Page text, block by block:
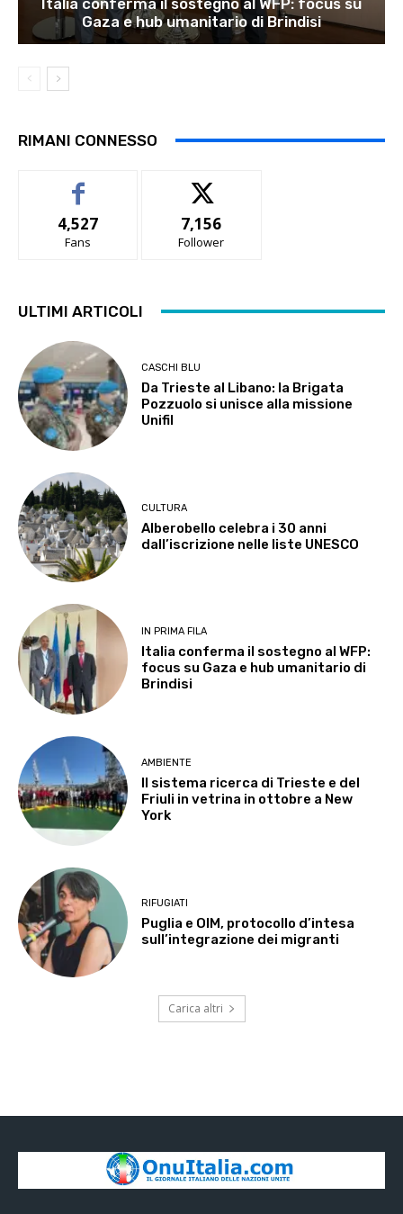
Gaza e hub umanitario di Brindisi
RIMANI CONNESSO
4,527
Fans
7,156
Follower
ULTIMI ARTICOLI
CASCHI BLU
Da Trieste al Libano: la Brigata
Pozzuolo si unisce alla missione
Unifil
CULTURA
Alberobello celebra i 30 anni
dall’iscrizione nelle liste UNESCO
IN PRIMA FILA
Italia conferma il sostegno al WFP:
focus su Gaza e hub umanitario di
Brindisi
AMBIENTE
Il sistema ricerca di Trieste e del
Friuli in vetrina in ottobre a New
York
RIFUGIATI
Puglia e OIM, protocollo d’intesa
sull’integrazione dei migranti
Carica altri